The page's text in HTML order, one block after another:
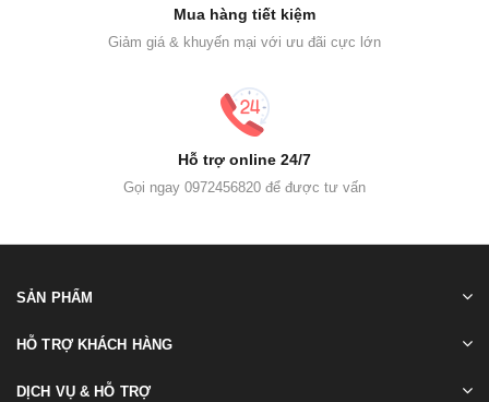
Mua hàng tiết kiệm
Giảm giá & khuyến mại với ưu đãi cực lớn
Hỗ trợ online 24/7
Gọi ngay 0972456820 để được tư vấn
SẢN PHẨM
HỖ TRỢ KHÁCH HÀNG
DỊCH VỤ & HỖ TRỢ